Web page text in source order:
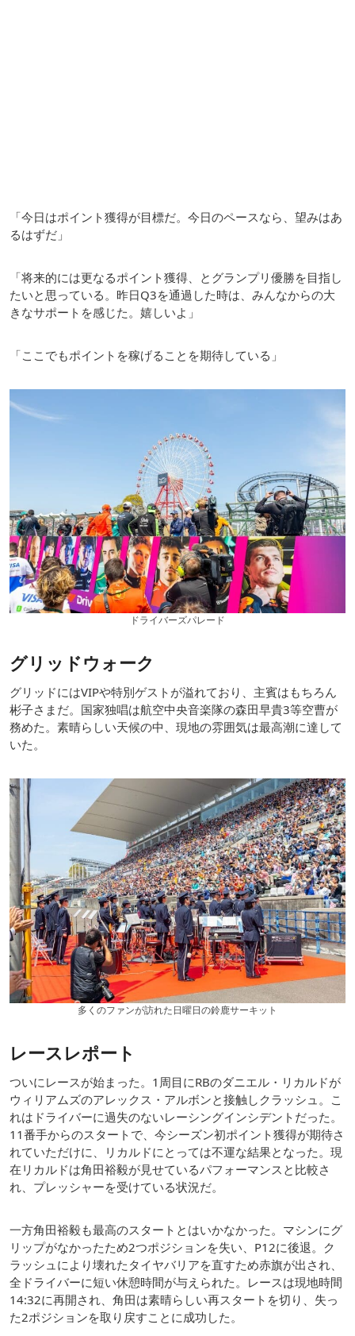
「今日はポイント獲得が目標だ。今日のペースなら、望みはあ
るはずだ」
「将来的には更なるポイント獲得、とグランプリ優勝を目指し
たいと思っている。昨日Q3を通過した時は、みんなからの大
きなサポートを感じた。嬉しいよ」
「ここでもポイントを稼げることを期待している」
ドライバーズパレード
グリッドウォーク
グリッドにはVIPや特別ゲストが溢れており、主賓はもちろん
彬子さまだ。国家独唱は航空中央音楽隊の森田早貴3等空曹が
務めた。素晴らしい天候の中、現地の雰囲気は最高潮に達して
いた。
多くのファンが訪れた日曜日の鈴鹿サーキット
レースレポート
ついにレースが始まった。1周目にRBのダニエル・リカルドが
ウィリアムズのアレックス・アルボンと接触しクラッシュ。こ
れはドライバーに過失のないレーシングインシデントだった。
11番手からのスタートで、今シーズン初ポイント獲得が期待さ
れていただけに、リカルドにとっては不運な結果となった。現
在リカルドは角田裕毅が見せているパフォーマンスと比較さ
れ、プレッシャーを受けている状況だ。
一方角田裕毅も最高のスタートとはいかなかった。マシンにグ
リップがなかったため2つポジションを失い、P12に後退。ク
ラッシュにより壊れたタイヤバリアを直すため赤旗が出され、
全ドライバーに短い休憩時間が与えられた。レースは現地時間
14:32に再開され、角田は素晴らしい再スタートを切り、失っ
た2ポジションを取り戻すことに成功した。